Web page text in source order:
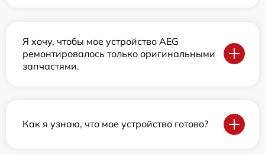
Я хочу, чтобы мое устройство AEG
ремонтировалось только оригинальными
запчастями.
Как я узнаю, что мое устройство готово?